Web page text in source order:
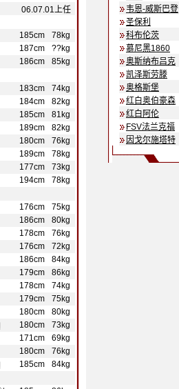
06.07.01上任
185cm
78kg
187cm
??kg
186cm
85kg
183cm
74kg
184cm
82kg
185cm
81kg
189cm
82kg
180cm
76kg
189cm
78kg
177cm
73kg
194cm
78kg
176cm
75kg
186cm
80kg
178cm
76kg
176cm
72kg
186cm
84kg
179cm
86kg
178cm
74kg
179cm
75kg
180cm
80kg
180cm
73kg
171cm
69kg
180cm
76kg
185cm
84kg
韦恩-威斯巴登
圣保利
科布伦茨
慕尼黑1860
奥斯纳布吕克
凯泽斯劳滕
奥格斯堡
红白奥伯豪森
红白阿伦
FSV法兰克福
因戈尔施塔特